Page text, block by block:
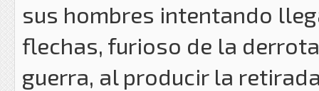
sus hombres intentando
flechas, furioso de la
guerra, al producir la